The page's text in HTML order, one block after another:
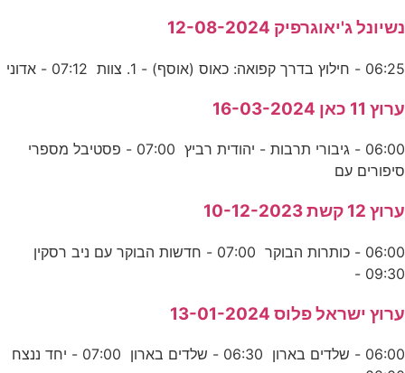
נשיונל ג'יאוגרפיק 12-08-2024
06:25 - חילוץ בדרך קפואה: כאוס (אוסף) - 1. צוות 07:12 - אדוני
ערוץ 11 כאן 16-03-2024
06:00 - גיבורי תרבות - יהודית רביץ 07:00 - פסטיבל מספרי
סיפורים עם
ערוץ 12 קשת 10-12-2023
06:00 - כותרות הבוקר 07:00 - חדשות הבוקר עם ניב רסקין
09:30 -
ערוץ ישראל פלוס 13-01-2024
06:00 - שלדים בארון 06:30 - שלדים בארון 07:00 - יחד ננצח